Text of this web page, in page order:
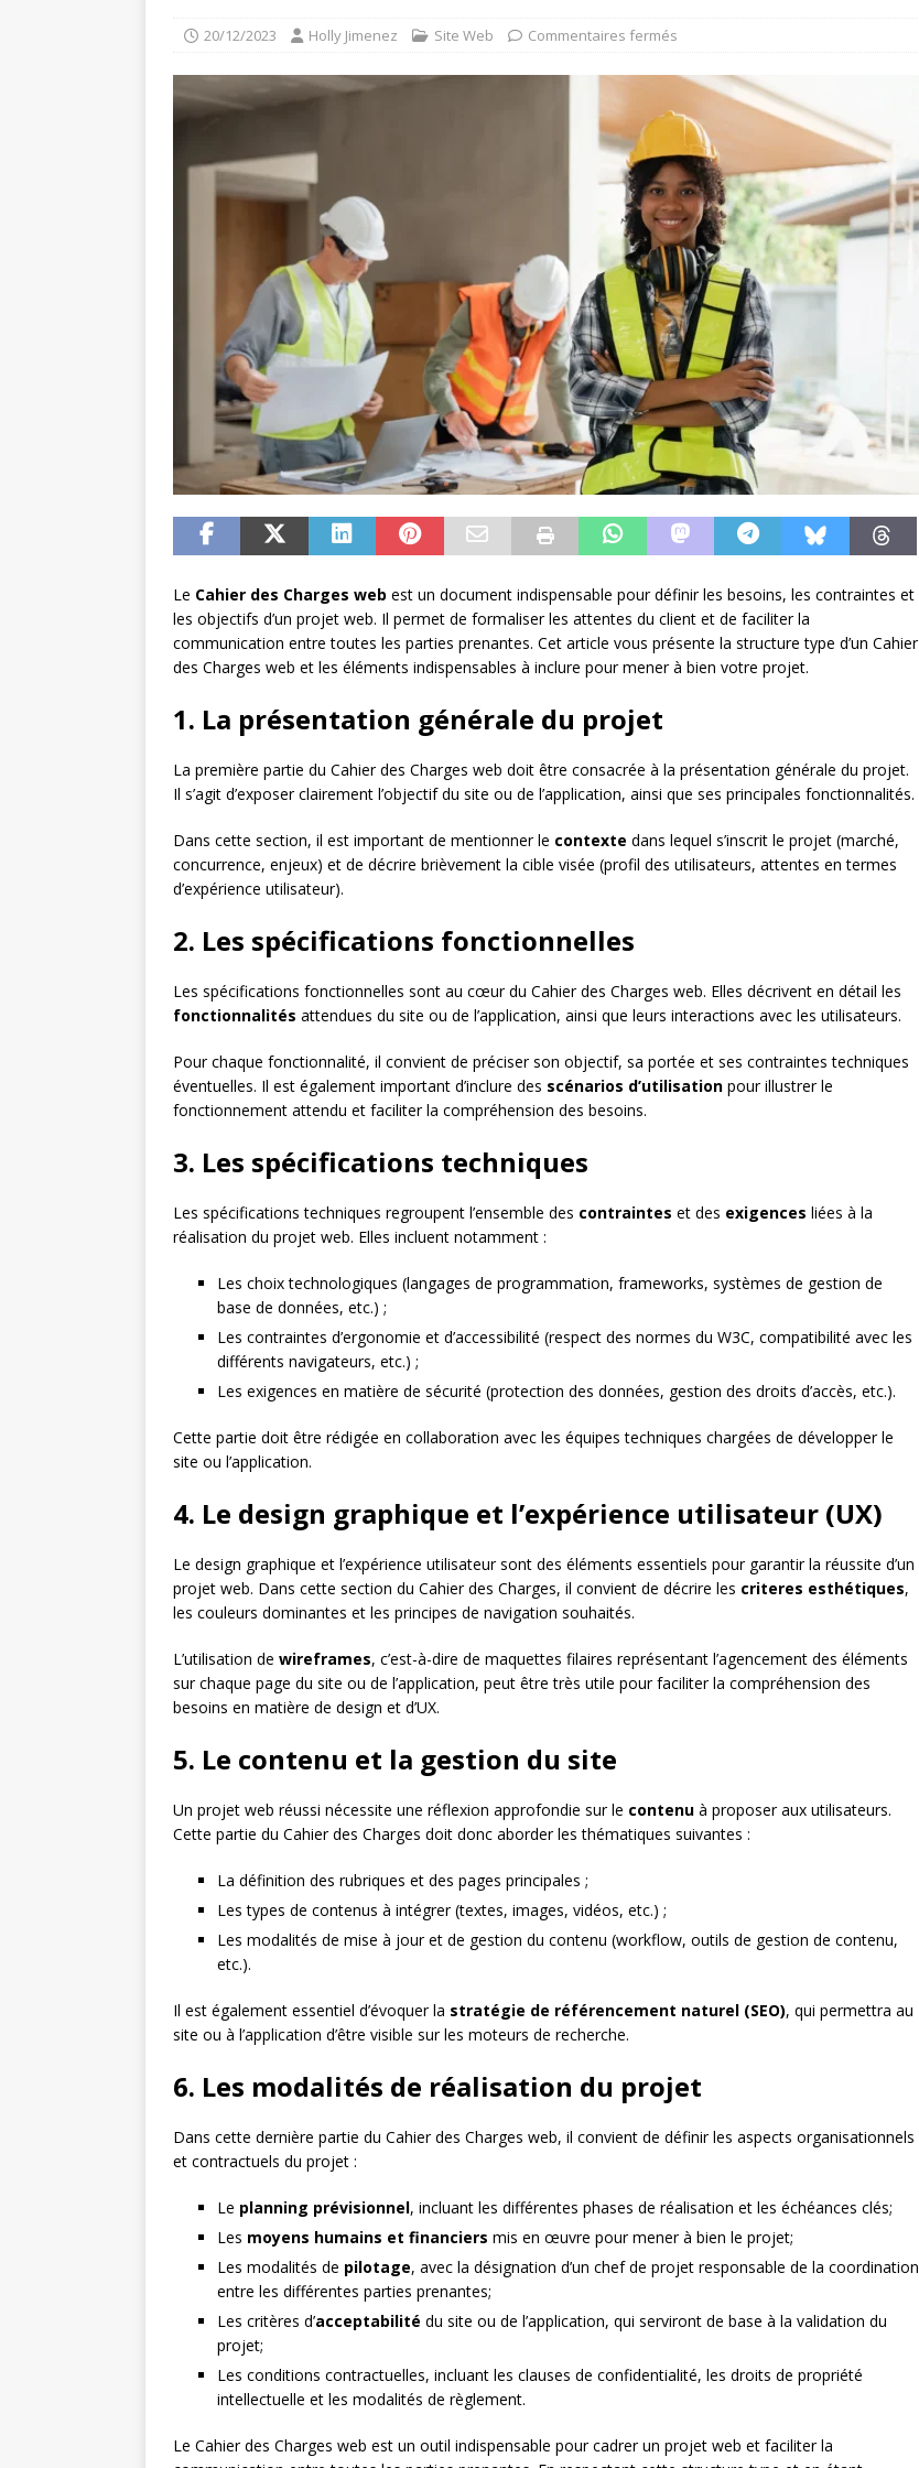
20/12/2023 Holly Jimenez Site Web Commentaires fermés
Le Cahier des Charges web est un document indispensable pour définir les besoins, les contraintes et
les objectifs d’un projet web. Il permet de formaliser les attentes du client et de faciliter la
communication entre toutes les parties prenantes. Cet article vous présente la structure type d’un Cahier
des Charges web et les éléments indispensables à inclure pour mener à bien votre projet.
1. La présentation générale du projet
La première partie du Cahier des Charges web doit être consacrée à la présentation générale du projet.
Il s’agit d’exposer clairement l’objectif du site ou de l’application, ainsi que ses principales fonctionnalités.
Dans cette section, il est important de mentionner le contexte dans lequel s’inscrit le projet (marché,
concurrence, enjeux) et de décrire brièvement la cible visée (profil des utilisateurs, attentes en termes
d’expérience utilisateur).
2. Les spécifications fonctionnelles
Les spécifications fonctionnelles sont au cœur du Cahier des Charges web. Elles décrivent en détail les
fonctionnalités attendues du site ou de l’application, ainsi que leurs interactions avec les utilisateurs.
Pour chaque fonctionnalité, il convient de préciser son objectif, sa portée et ses contraintes techniques
éventuelles. Il est également important d’inclure des scénarios d’utilisation pour illustrer le
fonctionnement attendu et faciliter la compréhension des besoins.
3. Les spécifications techniques
Les spécifications techniques regroupent l’ensemble des contraintes et des exigences liées à la
réalisation du projet web. Elles incluent notamment :
Les choix technologiques (langages de programmation, frameworks, systèmes de gestion de
base de données, etc.) ;
Les contraintes d’ergonomie et d’accessibilité (respect des normes du W3C, compatibilité avec les
différents navigateurs, etc.) ;
Les exigences en matière de sécurité (protection des données, gestion des droits d’accès, etc.).
Cette partie doit être rédigée en collaboration avec les équipes techniques chargées de développer le
site ou l’application.
4. Le design graphique et l’expérience utilisateur (UX)
Le design graphique et l’expérience utilisateur sont des éléments essentiels pour garantir la réussite d’un
projet web. Dans cette section du Cahier des Charges, il convient de décrire les criteres esthétiques,
les couleurs dominantes et les principes de navigation souhaités.
L’utilisation de wireframes, c’est-à-dire de maquettes filaires représentant l’agencement des éléments
sur chaque page du site ou de l’application, peut être très utile pour faciliter la compréhension des
besoins en matière de design et d’UX.
5. Le contenu et la gestion du site
Un projet web réussi nécessite une réflexion approfondie sur le contenu à proposer aux utilisateurs.
Cette partie du Cahier des Charges doit donc aborder les thématiques suivantes :
La définition des rubriques et des pages principales ;
Les types de contenus à intégrer (textes, images, vidéos, etc.) ;
Les modalités de mise à jour et de gestion du contenu (workflow, outils de gestion de contenu,
etc.).
Il est également essentiel d’évoquer la stratégie de référencement naturel (SEO), qui permettra au
site ou à l’application d’être visible sur les moteurs de recherche.
6. Les modalités de réalisation du projet
Dans cette dernière partie du Cahier des Charges web, il convient de définir les aspects organisationnels
et contractuels du projet :
Le planning prévisionnel, incluant les différentes phases de réalisation et les échéances clés;
Les moyens humains et financiers mis en œuvre pour mener à bien le projet;
Les modalités de pilotage, avec la désignation d’un chef de projet responsable de la coordination
entre les différentes parties prenantes;
Les critères d’acceptabilité du site ou de l’application, qui serviront de base à la validation du
projet;
Les conditions contractuelles, incluant les clauses de confidentialité, les droits de propriété
intellectuelle et les modalités de règlement.
Le Cahier des Charges web est un outil indispensable pour cadrer un projet web et faciliter la